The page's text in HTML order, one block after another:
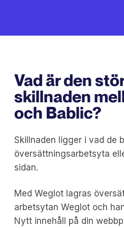
Vad är den
skillnaden
och Bablic?
Skillnaden ligger i vad de
översättningsarbetsyta
sidan.
Med Weglot lagras
arbetsytan Weglot och
Nytt innehåll på din